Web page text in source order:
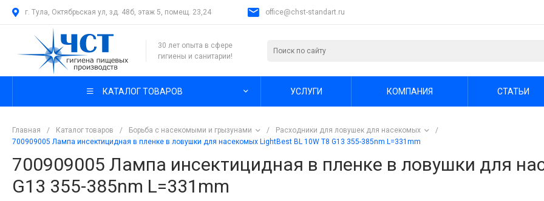
г. Тула, Октябрьская ул, зд. 48б, этаж 5, помещ. 23,24 office@chst-standart.ru
30 лет опыта в сфере
гигиены и санитарии!
КАТАЛОГ ТОВАРОВ УСЛУГИ КОМПАНИЯ СТАТЬИ
Главная / Каталог товаров / Борьба с насекомыми и грызунами / Расходники для ловушек для насекомых
/
700909005 Лампа инсектицидная в пленке в ловушки для насекомых LightBest BL 10W T8 G13 355-385nm L=331mm
700909005 Лампа инсектицидная в пленке в ловушки для
G13 355-385nm L=331mm